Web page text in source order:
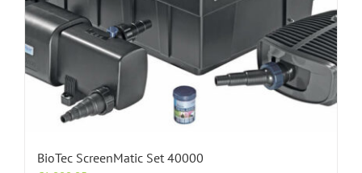
BioTec ScreenMatic Set 40000